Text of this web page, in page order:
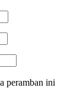
peramban ini